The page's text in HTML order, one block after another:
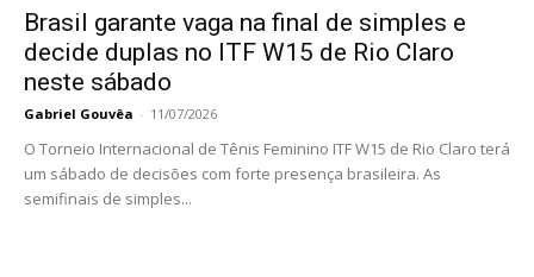
Brasil garante vaga na final de simples e
decide duplas no ITF W15 de Rio Claro
neste sábado
Gabriel Gouvêa - 11/07/2026
O Torneio Internacional de Tênis Feminino ITF W15 de Rio Claro terá
um sábado de decisões com forte presença brasileira. As
semifinais de simples...